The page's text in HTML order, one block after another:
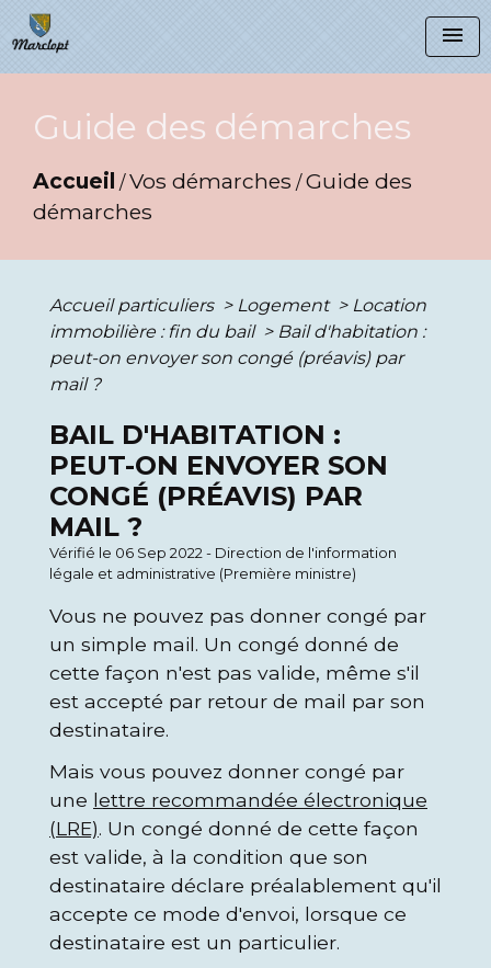
menu
Guide des démarches
Accueil /Vos démarches /Guide des
démarches
Accueil particuliers > Logement > Location
immobilière : fin du bail > Bail d'habitation :
peut-on envoyer son congé (préavis) par
mail ?
BAIL D'HABITATION :
PEUT-ON ENVOYER SON
CONGÉ (PRÉAVIS) PAR
MAIL ?
Vérifié le 06 Sep 2022 - Direction de l'information
légale et administrative (Première ministre)
Vous ne pouvez pas donner congé par
un simple mail. Un congé donné de
cette façon n'est pas valide, même s'il
est accepté par retour de mail par son
destinataire.
Mais vous pouvez donner congé par
une lettre recommandée électronique
(LRE). Un congé donné de cette façon
est valide, à la condition que son
destinataire déclare préalablement qu'il
accepte ce mode d'envoi, lorsque ce
destinataire est un particulier.